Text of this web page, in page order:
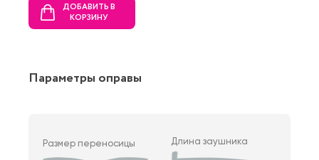
ДОБАВИТЬ В
КОРЗИНУ
Параметры оправы
Размер переносицы Длина заушника